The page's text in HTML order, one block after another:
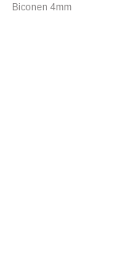
Biconen 4mm